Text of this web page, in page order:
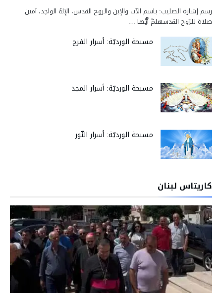
رسم إشارة الصليب: باسم الآب والإبن والروح القدس، الإلهُ الواحِد، آمين.
صلاة للرّوح القدسهلمَّ أيُّها …
مسبحة الورديّة: أسرار الفرح
مسبحة الورديّة: أسرار المجد
مسبحة الورديّة: أسرار النّور
كاريتاس لبنان